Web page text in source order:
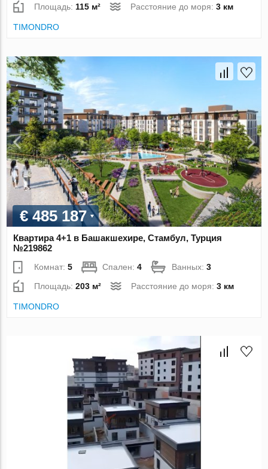
Площадь:115 м² Расстояние до моря:3 км
TIMONDRO
€ 485 187
Квартира 4+1 в Башакшехире, Стамбул, Турция
№219862
Комнат:5 Спален:4 Ванных:3
Площадь:203 м² Расстояние до моря:3 км
TIMONDRO